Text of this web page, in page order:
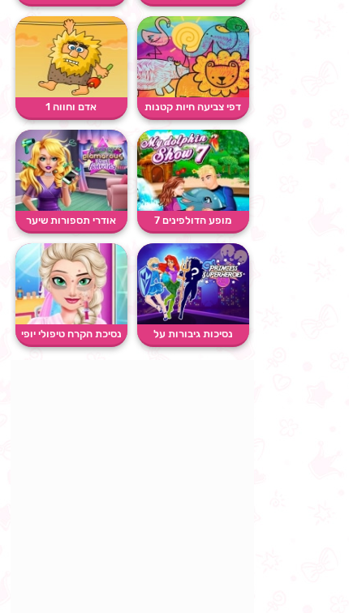
דפי צביעה חיות קטנות אדם וחווה 1
מופע הדולפינים 7
אודרי תספורות שיער
זוהרו...
נסיכות גיבורות על נסיכת הקרח טיפולי יופי